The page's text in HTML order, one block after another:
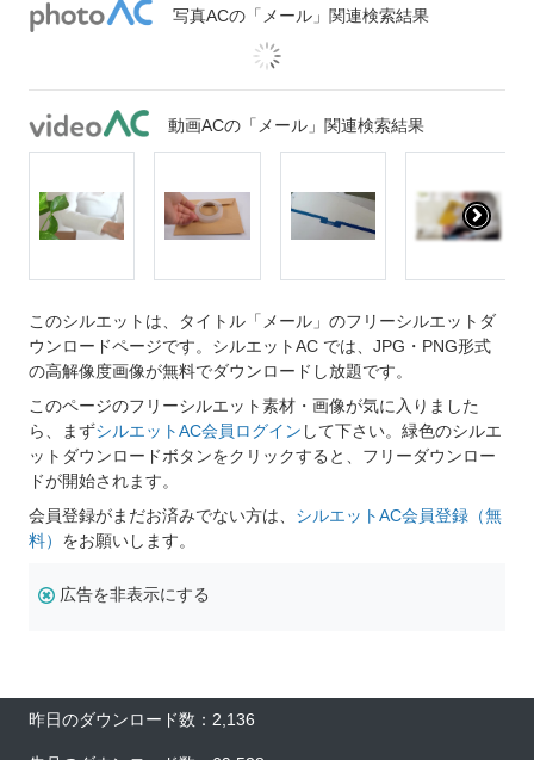
写真ACの「メール」関連検索結果
動画ACの「メール」関連検索結果
このシルエットは、タイトル「メール」のフリーシルエットダ
ウンロードページです。シルエットAC では、JPG・PNG形式
の高解像度画像が無料でダウンロードし放題です。
このページのフリーシルエット素材・画像が気に入りました
ら、まずシルエットAC会員ログイン して下さい。緑色のシルエ
ットダウンロードボタンをクリックすると、フリーダウンロー
ドが開始されます。
会員登録がまだお済みでない方は、 シルエットAC会員登録（無
料） をお願いします。
広告を非表示にする
昨日のダウンロード数：2,136